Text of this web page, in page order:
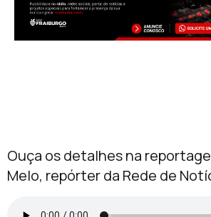
Ouça os detalhes na
Melo, repórter da Rede de